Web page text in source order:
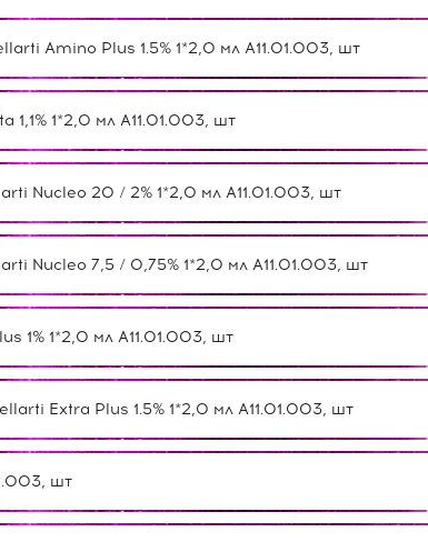
Amino Plus 1.5% 1*2,0 мл А11.01.003, шт
1*2,0 мл А11.01.003, шт
Nucleo 20 / 2% 1*2,0 мл А11.01.003, шт
Nucleo 7,5 / 0,75% 1*2,0 мл А11.01.003, шт
1% 1*2,0 мл А11.01.003, шт
Extra Plus 1.5% 1*2,0 мл А11.01.003, шт
шт